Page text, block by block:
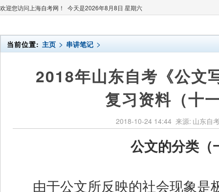
欢迎您访问上海自考网！ 今天是2026年8月8日 星期六
当前位置: 主页 > 串讲笔记 >
2018年山东自考《公文
复习资料（十
2018-10-24 14:44 来源: 山东自
公文的分类（
由于公文所反映的社会现象是